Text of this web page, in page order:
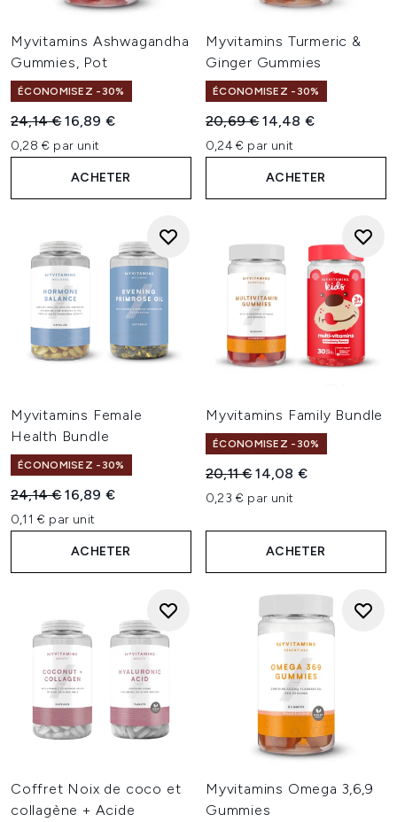
Myvitamins Ashwagandha
Gummies, Pot
ÉCONOMISEZ -30%
Prix de vente :
24,14 €Prix ​​actuel :
16,89 €
0,28 € par unit
ACHETER
Myvitamins Turmeric &
Ginger Gummies
ÉCONOMISEZ -30%
Prix de vente :
20,69 €Prix ​​actuel :
14,48 €
0,24 € par unit
ACHETER
Myvitamins Female
Health Bundle
ÉCONOMISEZ -30%
Prix de vente :
24,14 €Prix ​​actuel :
16,89 €
0,11 € par unit
ACHETER
Myvitamins Family Bundle
ÉCONOMISEZ -30%
Prix de vente :
20,11 €Prix ​​actuel :
14,08 €
0,23 € par unit
ACHETER
Coffret Noix de coco et
collagène + Acide
Myvitamins Omega 3,6,9
Gummies